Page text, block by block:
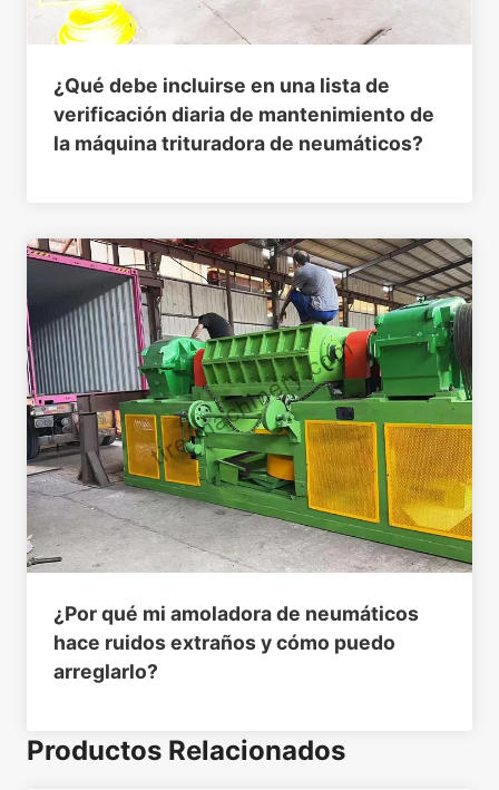
¿Qué debe incluirse en una lista de
verificación diaria de mantenimiento de
la máquina trituradora de neumáticos?
¿Por qué mi amoladora de neumáticos
hace ruidos extraños y cómo puedo
arreglarlo?
Productos Relacionados